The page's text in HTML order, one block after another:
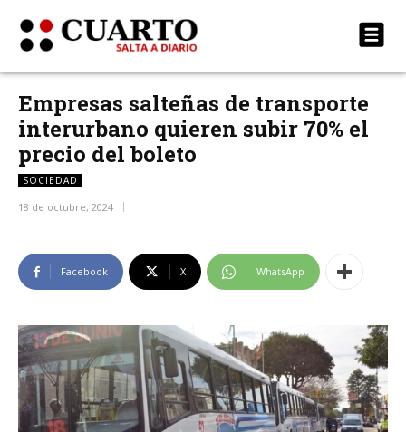
Empresas salteñas de transporte
interurbano quieren subir 70% el
precio del boleto
SOCIEDAD
18 de octubre, 2024
Facebook X WhatsApp